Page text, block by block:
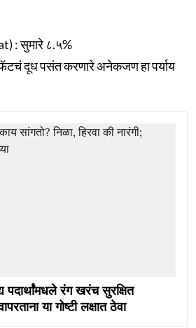
: सुमारे ८.५%
दूध पसंत करणारे अनेकजण हा पर्याय
रंग खरंच सुरक्षित
या गोष्टी लक्षात ठेवा